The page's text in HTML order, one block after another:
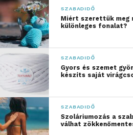
kerékpározás nyújt.
Esetleg eszedbe jutott már,
közösséghez tartozni, ahol a
közös szenvedély? Számos
kerékpározási formákon
nem a sebesség vagy a
hanem az, amit a különböző
nyújt.
Sokan úgy vélik, a gravel nem
SZABADIDŐ
Miért szerettük meg
különleges fonalat?
SZABADIDŐ
Gyors és szemet
készíts saját
SZABADIDŐ
Szoláriumozás a
válhat